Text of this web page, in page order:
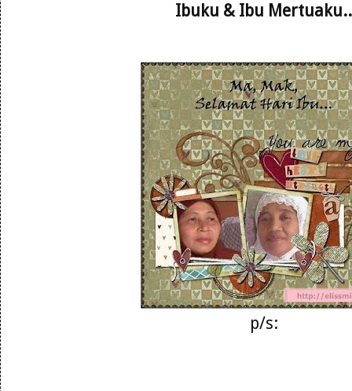
Ibuku & Ibu
p/s: